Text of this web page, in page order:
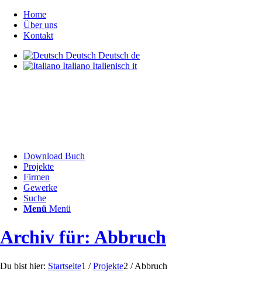
Home
Über uns
Kontakt
Deutsch Deutsch de
Italiano Italienisch it
Download Buch
Projekte
Firmen
Gewerke
Suche
Menü Menü
Archiv für: Abbruch
Du bist hier: Startseite1 / Projekte2 / Abbruch